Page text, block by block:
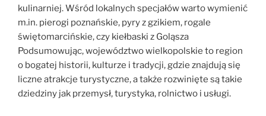
kulinarniej. Wśród lokalnych specjałów warto wymienić
m.in. pierogi poznańskie, pyry z gzikiem, rogale
świętomarcińskie, czy kiełbaski z Goląsza
Podsumowując, województwo wielkopolskie to region
o bogatej historii, kulturze i tradycji, gdzie znajdują się
liczne atrakcje turystyczne, a także rozwinięte są takie
dziedziny jak przemysł, turystyka, rolnictwo i usługi.